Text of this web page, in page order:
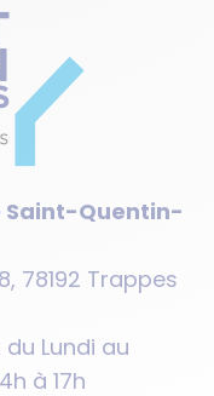
Saint-Quentin-
78192 Trappes
du Lundi au
à 17h